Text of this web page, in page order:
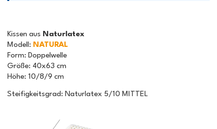
Kissen aus Naturlatex
Modell : NATURAL
Form: Doppelwelle
Größe: 40x63 cm
Höhe: 10/8/9 cm
Steifigkeitsgrad: Naturlatex 5/10 MITTEL